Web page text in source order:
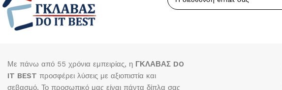
Με πάνω από 55 χρόνια εμπειρίας, η ΓΚΛΑΒΑΣ DO
IT BEST προσφέρει λύσεις με αξιοπιστία και
σεβασμό. Το προσωπικό μας είναι πάντα δίπλα σας